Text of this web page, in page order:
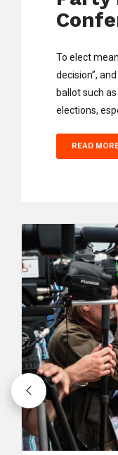
To elect
decision”,
ballot such
elections,
READ